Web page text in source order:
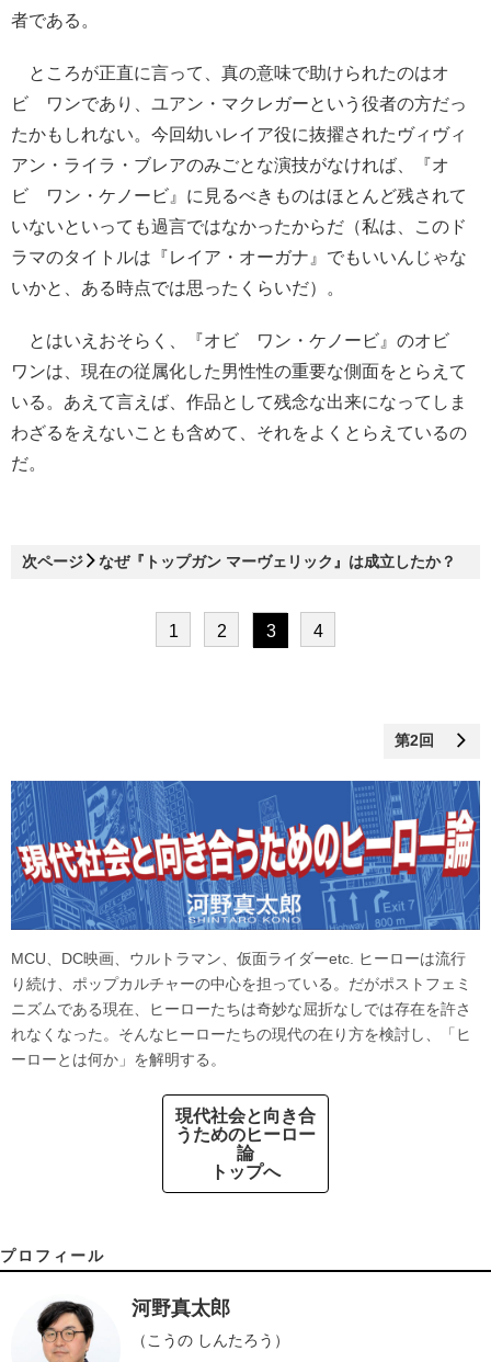
者である。
ところが正直に言って、真の意味で助けられたのはオ
ビ゠ワンであり、ユアン・マクレガーという役者の方だっ
たかもしれない。今回幼いレイア役に抜擢されたヴィヴィ
アン・ライラ・ブレアのみごとな演技がなければ、『オ
ビ゠ワン・ケノービ』に見るべきものはほとんど残されて
いないといっても過言ではなかったからだ（私は、このド
ラマのタイトルは『レイア・オーガナ』でもいいんじゃな
いかと、ある時点では思ったくらいだ）。
とはいえおそらく、『オビ゠ワン・ケノービ』のオビ゠
ワンは、現在の従属化した男性性の重要な側面をとらえて
いる。あえて言えば、作品として残念な出来になってしま
わざるをえないことも含めて、それをよくとらえているの
だ。
次ページ なぜ『トップガン マーヴェリック』は成立したか？
1 2 3 4
第2回
MCU、DC映画、ウルトラマン、仮面ライダーetc. ヒーローは流行
り続け、ポップカルチャーの中心を担っている。だがポストフェミ
ニズムである現在、ヒーローたちは奇妙な屈折なしでは存在を許さ
れなくなった。そんなヒーローたちの現代の在り方を検討し、「ヒ
ーローとは何か」を解明する。
現代社会と向き合
うためのヒーロー
論
トップへ
プロフィール
河野真太郎
（こうの しんたろう）